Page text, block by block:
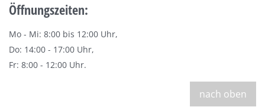
Öffnungszeiten:
Mo - Mi: 8:00 bis 12:00 Uhr,
Do: 14:00 - 17:00 Uhr,
Fr: 8:00 - 12:00 Uhr.
nach oben